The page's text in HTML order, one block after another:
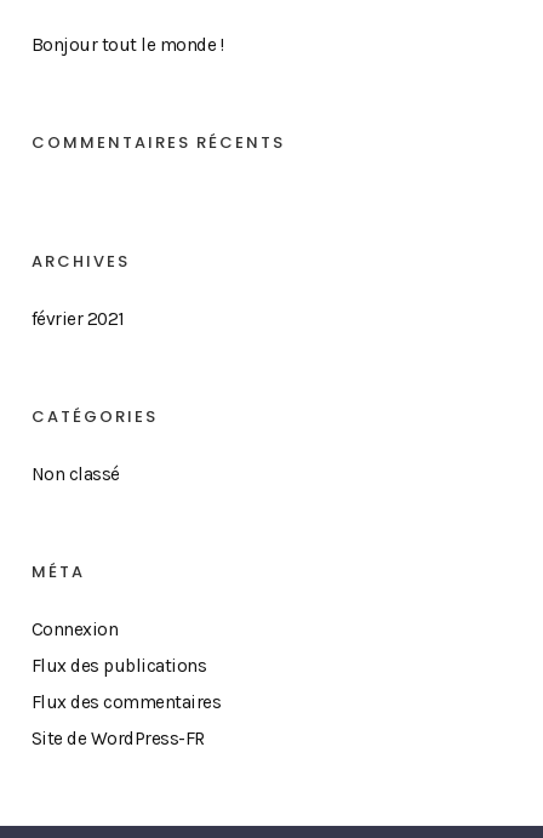
Bonjour tout le monde !
COMMENTAIRES RÉCENTS
ARCHIVES
février 2021
CATÉGORIES
Non classé
MÉTA
Connexion
Flux des publications
Flux des commentaires
Site de WordPress-FR